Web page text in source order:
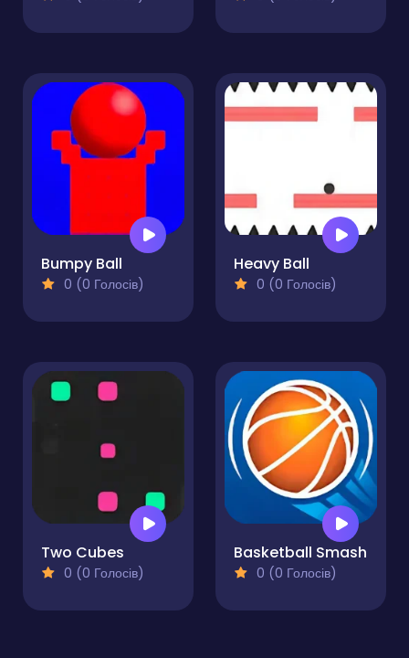
Bumpy Ball
0 (0 Голосів)
Heavy Ball
0 (0 Голосів)
Two Cubes
0 (0 Голосів)
Basketball Smash
0 (0 Голосів)